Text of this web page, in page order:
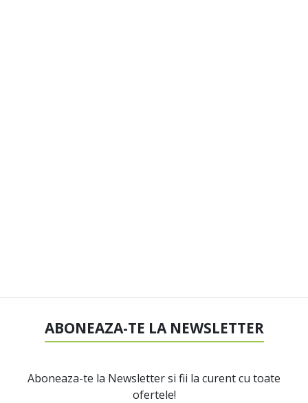
ABONEAZA-TE LA NEWSLETTER
Aboneaza-te la Newsletter si fii la curent cu toate
ofertele!